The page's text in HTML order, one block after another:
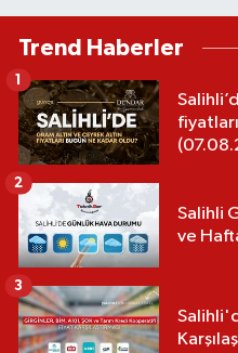
Trend Haberler
1
Salihli
ve
2
3